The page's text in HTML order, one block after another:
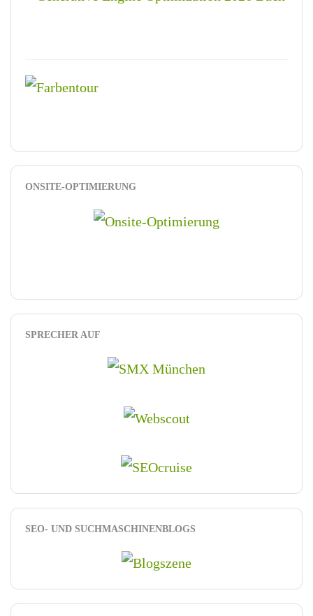
ONSITE-OPTIMIERUNG
SPRECHER AUF
SEO- UND SUCHMASCHINENBLOGS